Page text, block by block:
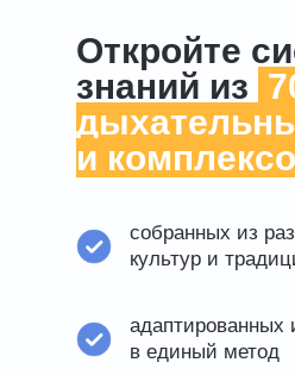
адаптированных
в единый метод
собранных из
культур и
Откройте
знаний из
и